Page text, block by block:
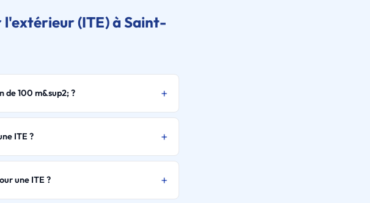
(ITE) à Saint-
de 100 m&sup2; ?
ITE ?
une ITE ?